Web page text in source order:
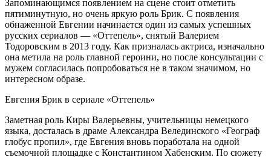
Запоминающимся появлением на сцене стоит отметить
пятиминутную, но очень яркую роль Брик. С появления
обнаженной Евгении начинается один из самых успешных
русских сериалов — «Оттепель», снятый Валерием
Тодоровским в 2013 году. Как призналась актриса, изначально
она метила на роль главной героини, но после консультации с
мужем согласилась попробоваться не в таком значимом, но
интересном образе.
Евгения Брик в сериале «Оттепель»
Заметная роль Киры Валерьевны, учительницы немецкого
языка, досталась в драме Александра Велединского «Географ
глобус пропил», где Евгения вновь поработала на одной
съемочной площадке с Константином Хабенским. По сюжету